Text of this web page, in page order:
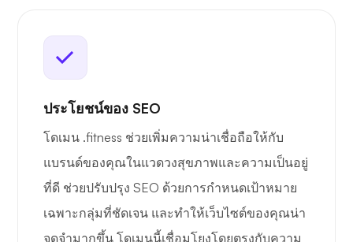
ประโยชน์ของ SEO
โดเมน .fitness ช่วยเพิ่มความน่าเชื่อถือให้กับ
แบรนด์ของคุณในแวดวงสุขภาพและความเป็นอยู่
ที่ดี ช่วยปรับปรุง SEO ด้วยการกำหนดเป้าหมาย
เฉพาะกลุ่มที่ชัดเจน และทำให้เว็บไซต์ของคุณน่า
จดจำมากขึ้น โดเมนนี้เชื่อมโยงโดยตรงกับความ